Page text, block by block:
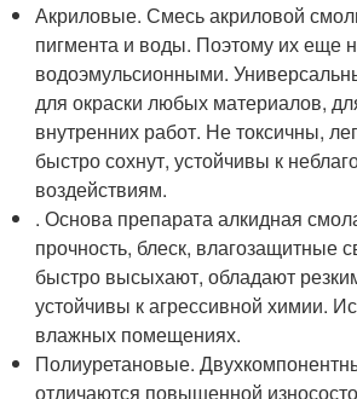
Акриловые. Смесь акриловой
пигмента и воды. Поэтому их еще
водоэмульсионными.
для окраски любых материалов,
внутренних работ. Не токсичны,
быстро сохнут, устойчивы к
воздействиям.
. Основа препарата алкидная
прочность, блеск, влагозащитные
быстро высыхают, обладают
устойчивы к агрессивной химии.
влажных помещениях.
Полиуретановые.
отличаются повышенной